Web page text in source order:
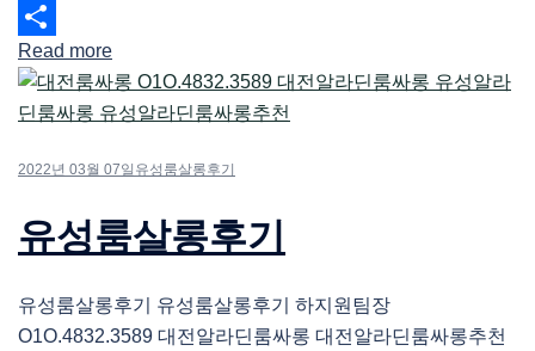
Email
Share
Read more
2022년 03월 07일 유성룸살롱후기
유성룸살롱후기
유성룸살롱후기 유성룸살롱후기 하지원팀장
O1O.4832.3589 대전알라딘룸싸롱 대전알라딘룸싸롱추천